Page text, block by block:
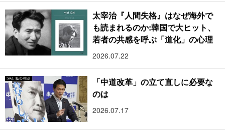
太宰治『人間失格』はなぜ海外で
も読まれるのか:韓国で大ヒット、
若者の共感を呼ぶ「道化」の心理
2026.07.22
「中道改革」の立て直しに必要な
のは
2026.07.17